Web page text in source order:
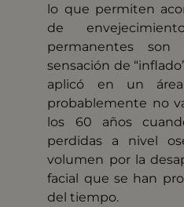
lo que permiten
de
permanentes
sensación de
aplicó en un
probablemente no
los 60 años
perdidas a nivel
volumen por la
facial que se han
del tiempo.